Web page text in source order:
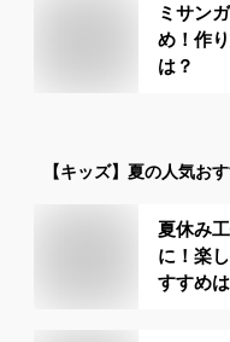
ミサン
め！作
は？
【キッズ】 夏の人気お
夏休み
に！楽
すすめ